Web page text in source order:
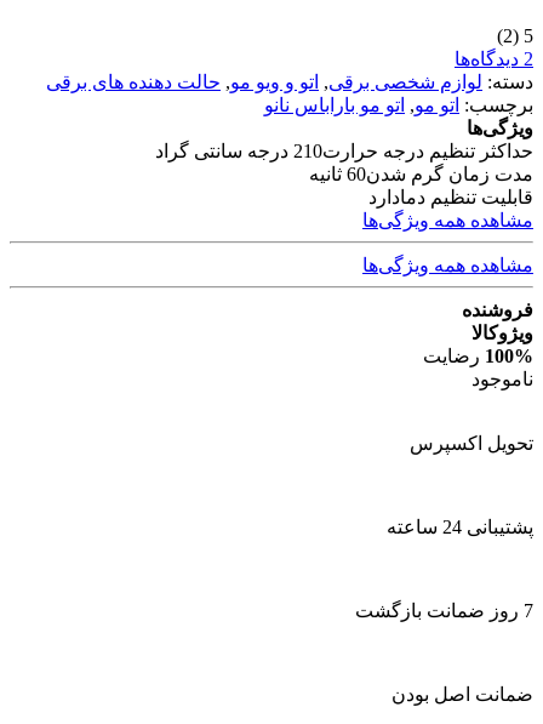
5
(2)
2 دیدگاه‌ها
دسته: لوازم شخصی برقی, اتو و ویو مو, حالت دهنده های برقی
برچسب: اتو مو, اتو مو باراباس نانو
ویژگی‌ها
حداکثر تنظیم درجه حرارت210 درجه سانتی گراد
مدت زمان گرم شدن60 ثانیه
قابلیت تنظیم دمادارد
مشاهده همه ویژگی‌ها
مشاهده همه ویژگی‌ها
فروشنده
ویژوکالا
100% رضایت
ناموجود
تحویل اکسپرس
پشتیبانی 24 ساعته
7 روز ضمانت بازگشت
ضمانت اصل بودن